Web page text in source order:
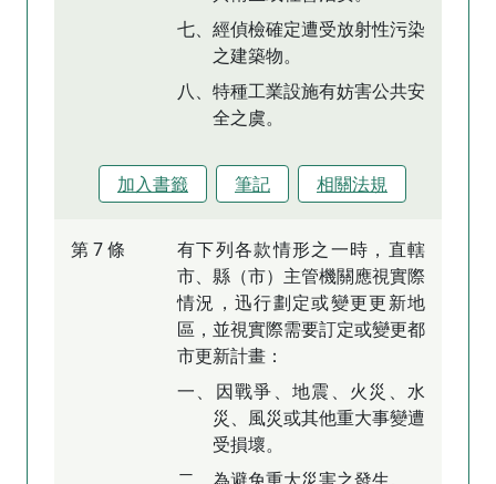
七、經偵檢確定遭受放射性污染
之建築物。
八、特種工業設施有妨害公共安
全之虞。
加入書籤 筆記 相關法規
第 7 條
有下列各款情形之一時，直轄
市、縣（市）主管機關應視實際
情況，迅行劃定或變更更新地
區，並視實際需要訂定或變更都
市更新計畫：
一、因戰爭、地震、火災、水
災、風災或其他重大事變遭
受損壞。